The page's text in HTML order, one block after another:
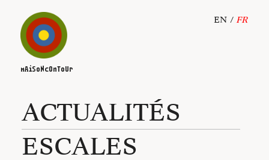
mAiSoNcOnToUr
EN FR
ACTUALITÉS
ESCALES